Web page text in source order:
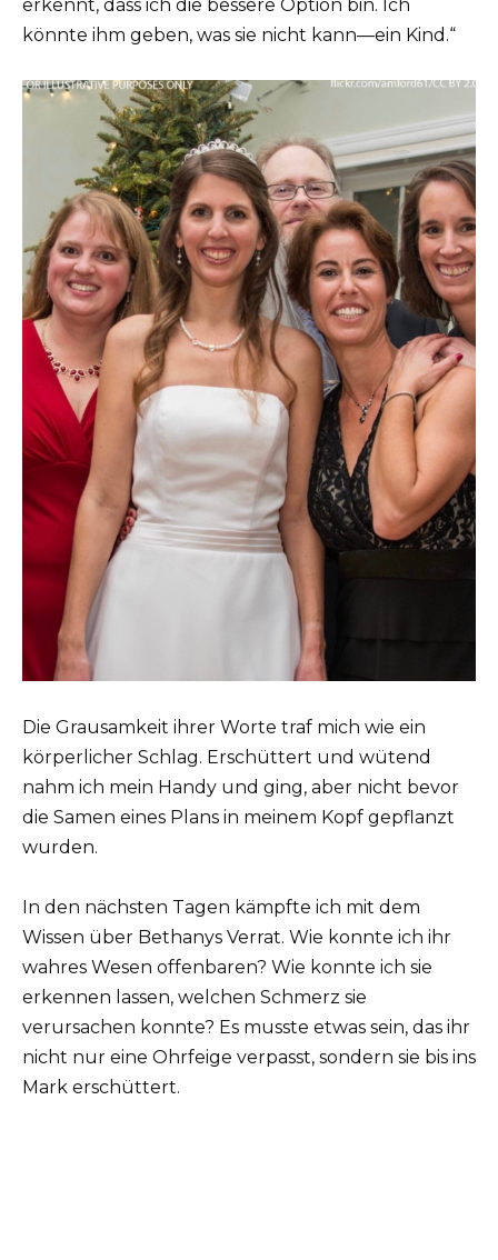
erkennt, dass ich die bessere Option bin. Ich
könnte ihm geben, was sie nicht kann—ein Kind.“
Die Grausamkeit ihrer Worte traf mich wie ein
körperlicher Schlag. Erschüttert und wütend
nahm ich mein Handy und ging, aber nicht bevor
die Samen eines Plans in meinem Kopf gepflanzt
wurden.
In den nächsten Tagen kämpfte ich mit dem
Wissen über Bethanys Verrat. Wie konnte ich ihr
wahres Wesen offenbaren? Wie konnte ich sie
erkennen lassen, welchen Schmerz sie
verursachen konnte? Es musste etwas sein, das ihr
nicht nur eine Ohrfeige verpasst, sondern sie bis ins
Mark erschüttert.